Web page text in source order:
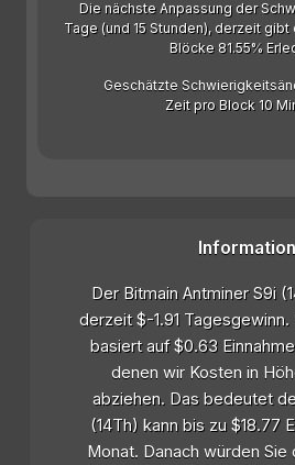
Die nächste Anpassung der
Tage (und 15 Stunden), derzeit
Blöcke 81.55%
Geschätzte
Zeit pro Block 10
Information
Der Bitmain Antminer S9i
derzeit $-1.91
basiert auf $0.63
denen wir Kosten in
abziehen. Das bedeutet
(14Th) kann bis zu $18.77
Monat. Danach würden